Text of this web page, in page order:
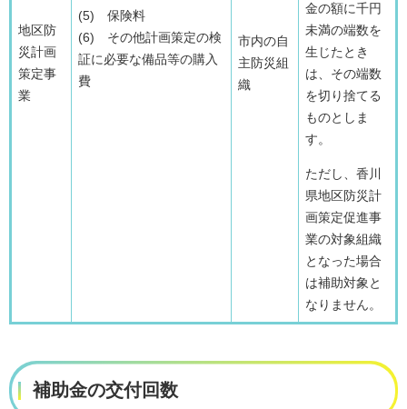
地区防
災計画
策定事
業
(5) 保険料
(6) その他計画策定の検
証に必要な備品等の購入
費
市内の自
主防災組
織
金の額に千円
未満の端数を
生じたとき
は、その端数
を切り捨てる
ものとしま
す。
ただし、香川
県地区防災計
画策定促進事
業の対象組織
となった場合
は補助対象と
なりません。
補助金の交付回数